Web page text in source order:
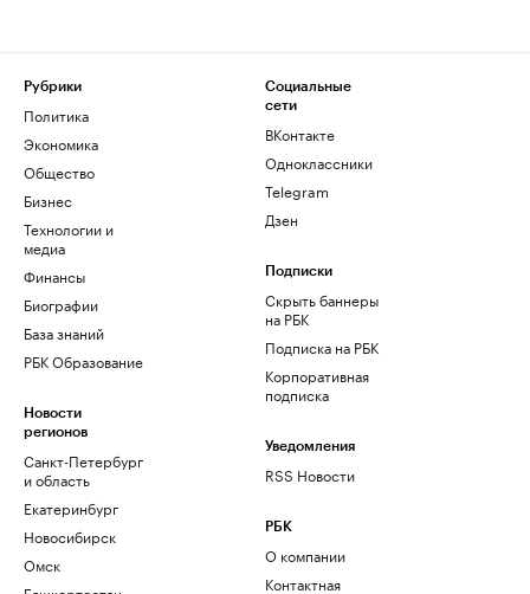
Рубрики
Политика
Экономика
Общество
Бизнес
Технологии и
медиа
Финансы
Биографии
База знаний
РБК Образование
Новости
регионов
Санкт-Петербург
и область
Екатеринбург
Новосибирск
Омск
Социальные
сети
ВКонтакте
Одноклассники
Telegram
Дзен
Подписки
Скрыть баннеры
на РБК
Подписка на РБК
Корпоративная
подписка
Уведомления
RSS Новости
РБК
О компании
Контактная